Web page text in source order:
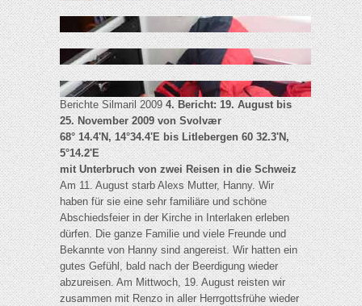
Berichte Silmaril 20094. Bericht: 19. August bis
25. November 2009 von Svolvær
68° 14.4'N, 14°34.4'E bis Litlebergen 60 32.3'N,
5°14.2'E
mit Unterbruch von zwei Reisen in die Schweiz
Am 11. August starb Alexs Mutter, Hanny. Wir
haben für sie eine sehr familiäre und schöne
Abschiedsfeier in der Kirche in Interlaken erleben
dürfen. Die ganze Familie und viele Freunde und
Bekannte von Hanny sind angereist. Wir hatten ein
gutes Gefühl, bald nach der Beerdigung wieder
abzureisen. Am Mittwoch, 19. August reisten wir
zusammen mit Renzo in aller Herrgottsfrühe wieder